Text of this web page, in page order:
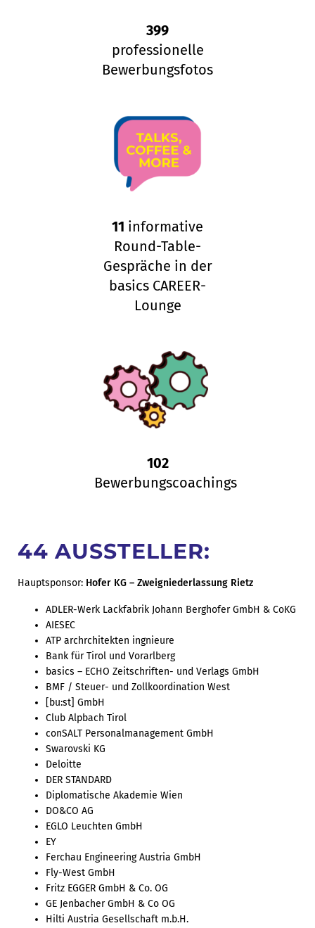
399
professionelle
Bewerbungsfotos
11 informative
Round-Table-
Gespräche in der
basics CAREER-
Lounge
102
Bewerbungscoachings
44 AUSSTELLER:
Hauptsponsor: Hofer KG – Zweigniederlassung Rietz
ADLER-Werk Lackfabrik Johann Berghofer GmbH & CoKG
AIESEC
ATP archrchitekten ingnieure
Bank für Tirol und Vorarlberg
basics – ECHO Zeitschriften- und Verlags GmbH
BMF / Steuer- und Zollkoordination West
[bu:st] GmbH
Club Alpbach Tirol
conSALT Personalmanagement GmbH
Swarovski KG
Deloitte
DER STANDARD
Diplomatische Akademie Wien
DO&CO AG
EGLO Leuchten GmbH
EY
Ferchau Engineering Austria GmbH
Fly-West GmbH
Fritz EGGER GmbH & Co. OG
GE Jenbacher GmbH & Co OG
Hilti Austria Gesellschaft m.b.H.